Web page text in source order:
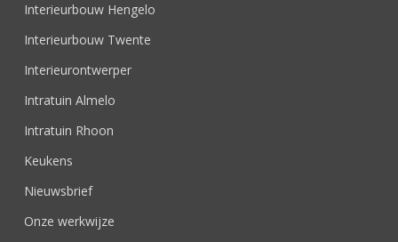
Interieurbouw Hengelo
Interieurbouw Twente
Interieurontwerper
Intratuin Almelo
Intratuin Rhoon
Keukens
Nieuwsbrief
Onze werkwijze